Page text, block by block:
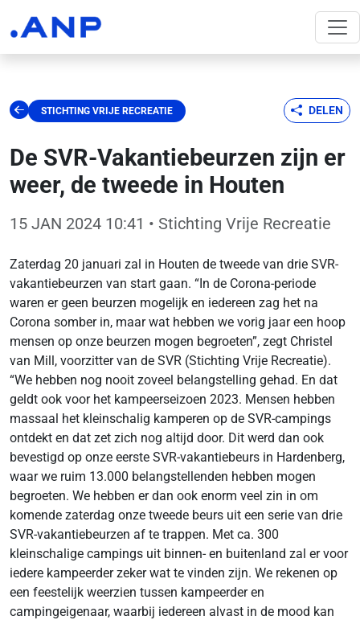
STICHTING VRIJE RECREATIE DELEN
De SVR-Vakantiebeurzen zijn er
weer, de tweede in Houten
15 JAN 2024 10:41 • Stichting Vrije Recreatie
Zaterdag 20 januari zal in Houten de tweede van drie SVR-
vakantiebeurzen van start gaan. “In de Corona-periode
waren er geen beurzen mogelijk en iedereen zag het na
Corona somber in, maar wat hebben we vorig jaar een hoop
mensen op onze beurzen mogen begroeten”, zegt Christel
van Mill, voorzitter van de SVR (Stichting Vrije Recreatie).
“We hebben nog nooit zoveel belangstelling gehad. En dat
geldt ook voor het kampeerseizoen 2023. Mensen hebben
massaal het kleinschalig kamperen op de SVR-campings
ontdekt en dat zet zich nog altijd door. Dit werd dan ook
bevestigd op onze eerste SVR-vakantiebeurs in Hardenberg,
waar we ruim 13.000 belangstellenden hebben mogen
begroeten. We hebben er dan ook enorm veel zin in om
komende zaterdag onze tweede beurs uit een serie van drie
SVR-vakantiebeurzen af te trappen. Met ca. 300
kleinschalige campings uit binnen- en buitenland zal er voor
iedere kampeerder zeker wat te vinden zijn. We rekenen op
een feestelijk weerzien tussen kampeerder en
campingeigenaar, waarbij iedereen alvast in de mood kan